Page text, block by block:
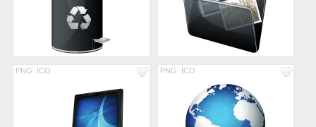
PNG ICO PNG ICO